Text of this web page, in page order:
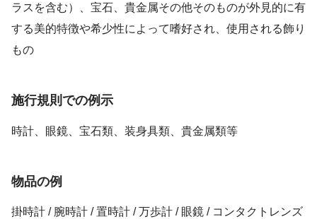
ラスを含む）、宝石、貴金属その他そのものが外見的に有
する美的特徴や希少性によって嗜好され、使用される飾り
もの
施行規則での例示
時計、眼鏡、宝石類、装身具類、貴金属類等
物品の例
掛時計 / 腕時計 / 置時計 / 万歩計 / 眼鏡 / コンタクトレンズ